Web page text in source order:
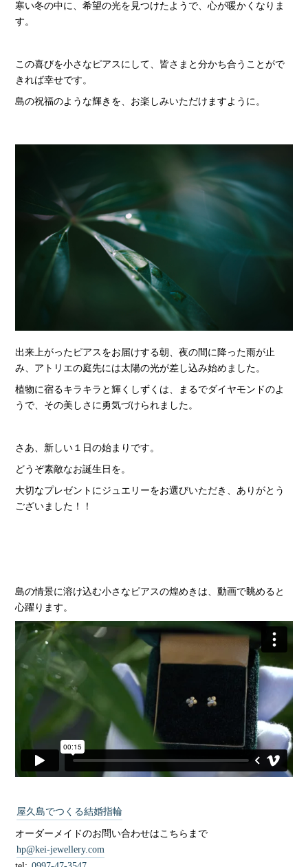
寒い冬の中に、希望の光を見つけたようで、心が暖かくなりま
す。
この喜びを小さなピアスにして、皆さまと分かち合うことがで
きれば幸せです。
島の祝福のような輝きを、お楽しみいただけますように。
出来上がったピアスをお届けする朝、夜の間に降った雨が止
み、アトリエの庭先には太陽の光が差し込み始めました。
植物に宿るキラキラと輝くしずくは、まるでダイヤモンドのよ
うで、その美しさに勇気づけられました。
さあ、新しい１日の始まりです。
どうぞ素敵なお誕生日を。
大切なプレゼントにジュエリーをお選びいただき、ありがとう
ございました！！
島の情景に溶け込む小さなピアスの煌めきは、動画で眺めると
心躍ります。
屋久島でつくる結婚指輪
オーダーメイドのお問い合わせはこちらまで
hp@kei-jewellery.com